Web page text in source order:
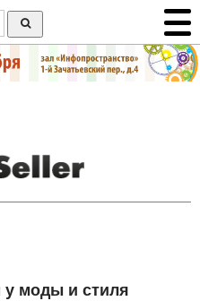
моды и стиля